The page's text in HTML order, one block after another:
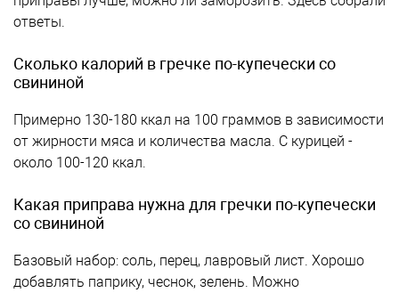
ответы.
Сколько калорий в гречке по-купечески со
свининой
Примерно 130-180 ккал на 100 граммов в зависимости
от жирности мяса и количества масла. С курицей -
около 100-120 ккал.
Какая приправа нужна для гречки по-купечески
со свининой
Базовый набор: соль, перец, лавровый лист. Хорошо
добавлять паприку, чеснок, зелень. Можно